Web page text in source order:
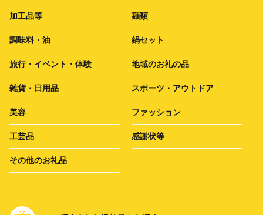
加工品等 麺類
調味料・油 鍋セット
旅行・イベント・体験 地域のお礼の品
雑貨・日用品 スポーツ・アウトドア
美容 ファッション
工芸品 感謝状等
その他のお礼品